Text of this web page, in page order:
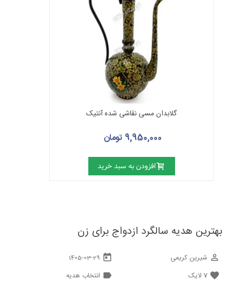
گلابدان مسی نقاشی شده آنتیک
9,950,000 تومان
افزودن به سبد خرید
بهترین هدیه سالگرد ازدواج برای زن
today
1405-03-29 perm_identity شیرین کریمی
label انتخاب هدیه favorite
7 لایک